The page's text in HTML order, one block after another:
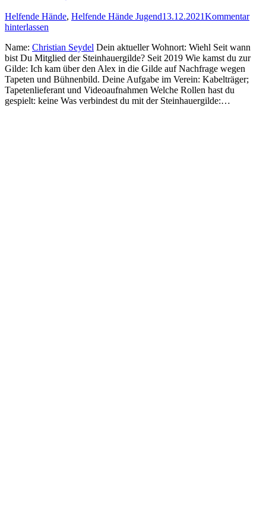
Helfende Hände, Helfende Hände Jugend13.12.2021Kommentar
hinterlassen
Name: Christian Seydel Dein aktueller Wohnort: Wiehl Seit wann
bist Du Mitglied der Steinhauergilde? Seit 2019 Wie kamst du zur
Gilde: Ich kam über den Alex in die Gilde auf Nachfrage wegen
Tapeten und Bühnenbild. Deine Aufgabe im Verein: Kabelträger;
Tapetenlieferant und Videoaufnahmen Welche Rollen hast du
gespielt: keine Was verbindest du mit der Steinhauergilde:…